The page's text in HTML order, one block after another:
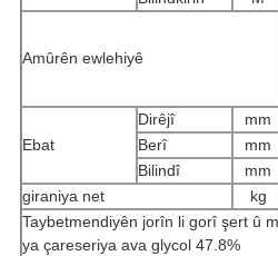
Amûrên ewlehiyê
Ebat
Dirêjî mm
Berî
mm
Bilindî
mm
giraniya net
kg
Taybetmendiyên jorîn li gorî şert û
ya çareseriya ava glycol 47.8%